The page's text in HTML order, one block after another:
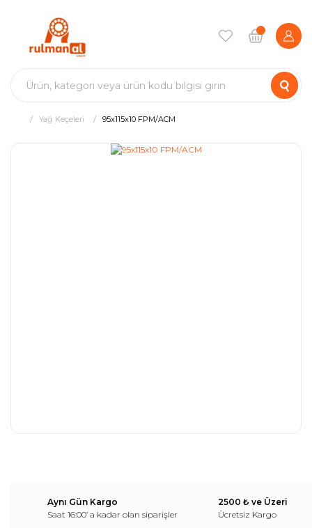
Yağ Keçeleri 95x115x10 FPM/ACM
Aynı Gün Kargo
Saat 16:00’ a kadar olan siparişler
2500 ₺ ve Üzeri
Ücretsiz Kargo